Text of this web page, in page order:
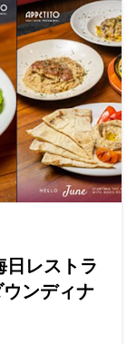
レストラ
ンディナ